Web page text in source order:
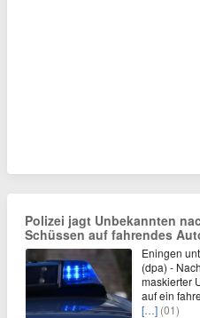
Polizei jagt Unbekannten
Schüssen auf fahrendes
Eningen
(dpa) -
maskierter
auf ein
[…] (01)